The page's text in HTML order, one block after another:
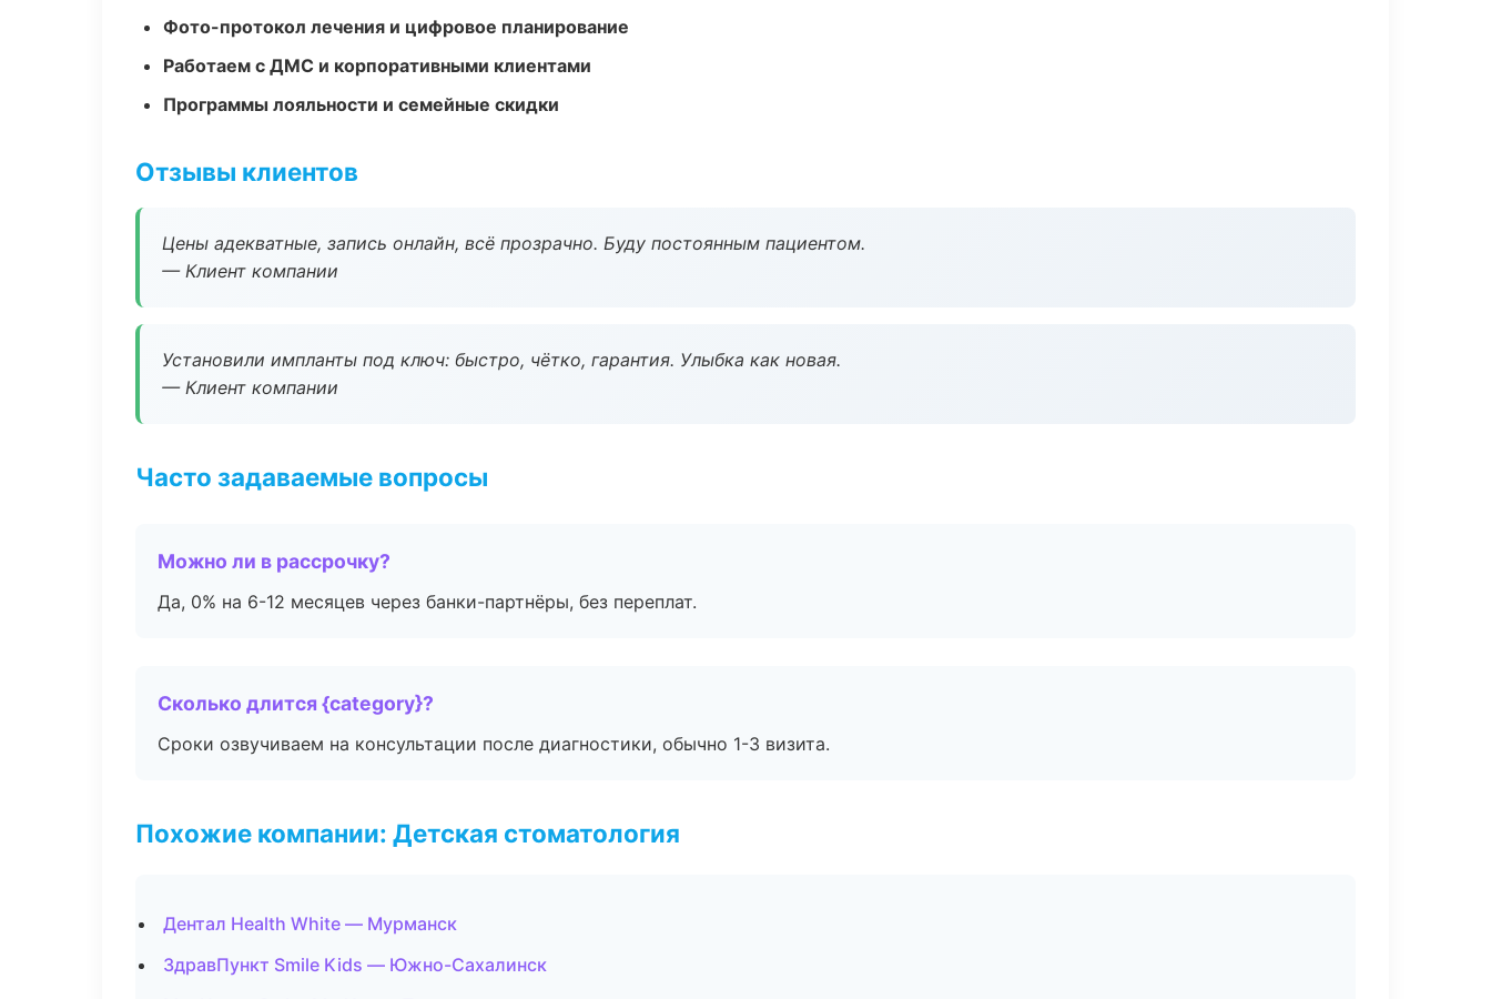
Фото-протокол лечения и цифровое планирование
Работаем с ДМС и корпоративными клиентами
Программы лояльности и семейные скидки
Отзывы клиентов
Цены адекватные, запись онлайн, всё прозрачно. Буду постоянным пациентом.
— Клиент компании
Установили импланты под ключ: быстро, чётко, гарантия. Улыбка как новая.
— Клиент компании
Часто задаваемые вопросы
Можно ли в рассрочку?
Да, 0% на 6-12 месяцев через банки-партнёры, без переплат.
Сколько длится {category}?
Сроки озвучиваем на консультации после диагностики, обычно 1-3 визита.
Похожие компании: Детская стоматология
Дентал Health White — Мурманск
ЗдравПункт Smile Kids — Южно-Сахалинск